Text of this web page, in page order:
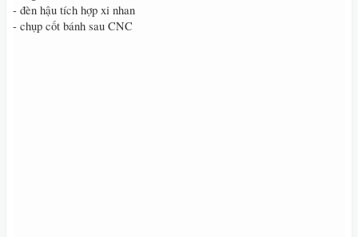
- đèn hậu tích hợp xi nhan
- chụp cốt bánh sau CNC